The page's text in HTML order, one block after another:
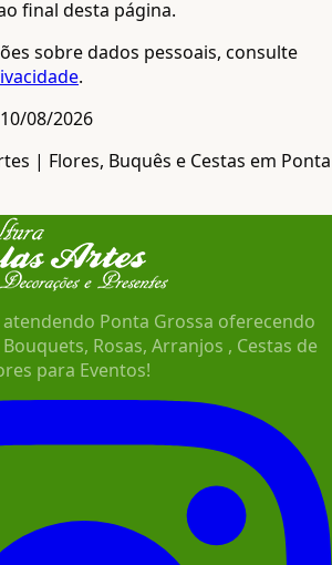
final desta página.
sobre dados pessoais, consulte
.
08/2026
| Flores, Buquês e Cestas em Ponta
atendendo Ponta Grossa oferecendo
Rosas, Arranjos , Cestas de
para Eventos!